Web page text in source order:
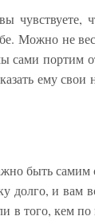
чувствуете,
Можно не
сами портим
ему свои
быть самим
долго, и вам
в того, кем